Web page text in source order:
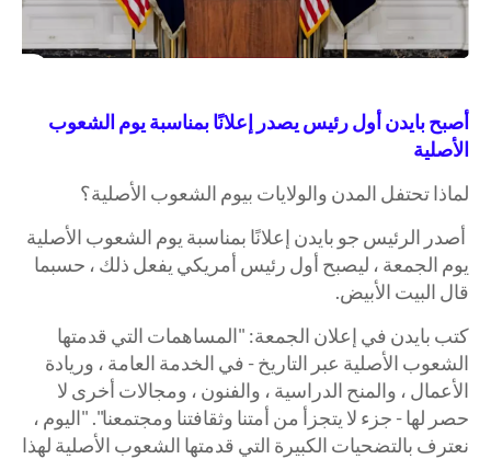
أصبح بايدن أول رئيس يصدر إعلانًا بمناسبة يوم الشعوب
الأصلية
لماذا تحتفل المدن والولايات بيوم الشعوب الأصلية؟
أصدر الرئيس جو بايدن إعلانًا بمناسبة يوم الشعوب الأصلية
يوم الجمعة ، ليصبح أول رئيس أمريكي يفعل ذلك ، حسبما
قال البيت الأبيض.
كتب بايدن في إعلان الجمعة: "المساهمات التي قدمتها
الشعوب الأصلية عبر التاريخ - في الخدمة العامة ، وريادة
الأعمال ، والمنح الدراسية ، والفنون ، ومجالات أخرى لا
حصر لها - جزء لا يتجزأ من أمتنا وثقافتنا ومجتمعنا". "اليوم ،
نعترف بالتضحيات الكبيرة التي قدمتها الشعوب الأصلية لهذا